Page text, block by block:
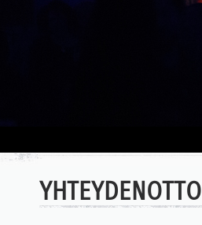
YHTEYDENOTTO